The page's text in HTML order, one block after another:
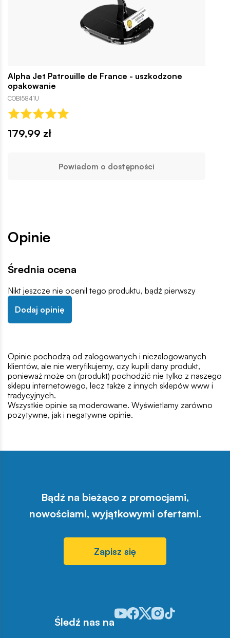
Alpha Jet Patrouille de France - uszkodzone
opakowanie
COBI5841U
179,99 zł
Powiadom o dostępności
Opinie
Średnia ocena
Nikt jeszcze nie ocenił tego produktu, bądź pierwszy
Dodaj opinię
Opinie pochodzą od zalogowanych i niezalogowanych
klientów, ale nie weryfikujemy, czy kupili dany produkt,
ponieważ może on (produkt) pochodzić nie tylko z naszego
sklepu internetowego, lecz także z innych sklepów www i
tradycyjnych.
Wszystkie opinie są moderowane. Wyświetlamy zarówno
pozytywne, jak i negatywne opinie.
Bądź na bieżąco z promocjami,
nowościami, wyjątkowymi ofertami.
Zapisz się
Śledź nas na
Odwiedź nasz profil w serwisie
Odwiedź nasz profil w
Odwiedź nasz profil w
Odwiedź nasz profil w
Odwiedź nasz